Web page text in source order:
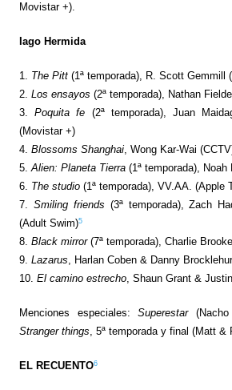
Movistar +).
Iago Hermida
1. The Pitt(1ª temporada), R. Scott Gemmill
2. Los ensayos (2ª temporada), Nathan
3.Poquita fe (2ª temporada), Juan
(Movistar +)
4. Blossoms Shanghai, Wong Kar-Wai
5.Alien: Planeta Tierra(1ª temporada), Noah
6. The studio (1ª temporada), VV.AA. (Apple
7. Smiling friends (3ª temporada), Zach
(Adult Swim)5
8. Black mirror(7ª temporada), Charlie
9. Lazarus, Harlan Coben & Danny
10. El camino estrecho, Shaun Grant &
Menciones especiales:Superestar(Nacho
Stranger things, 5ª temporada y final (Matt &
EL RECUENTO6